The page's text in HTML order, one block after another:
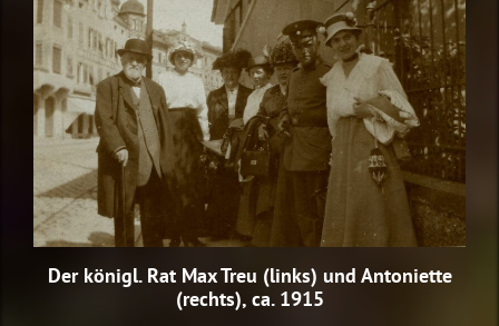
Der königl. Rat Max Treu (links) und Antoniette
(rechts), ca. 1915